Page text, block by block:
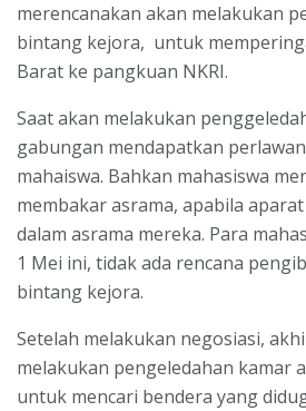
merencanakan akan melakukan
bintang kejora, untuk
Barat ke pangkuan NKRI.
Saat akan melakukan
gabungan mendapatkan
mahaiswa. Bahkan mahasiswa
membakar asrama, apabila
dalam asrama mereka. Para
1 Mei ini, tidak ada rencana
bintang kejora.
Setelah melakukan negosiasi,
melakukan pengeledahan kamar
untuk mencari bendera yang